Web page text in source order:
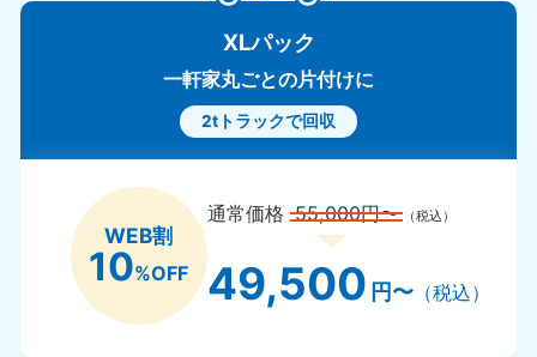
XLパック
一軒家丸ごとの片付けに
2tトラックで回収
WEB割
10%OFF
通常価格55,000円〜 （税込）
49,500 円〜（税込）